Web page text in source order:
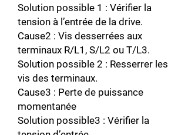
Solution possible 1 : Vérifier la
tension à l’entrée de la drive.
Cause2 : Vis desserrées aux
terminaux R/L1, S/L2 ou T/L3.
Solution possible 2 : Resserrer les
vis des terminaux.
Cause3 : Perte de puissance
momentanée
Solution possible3 : Vérifier la